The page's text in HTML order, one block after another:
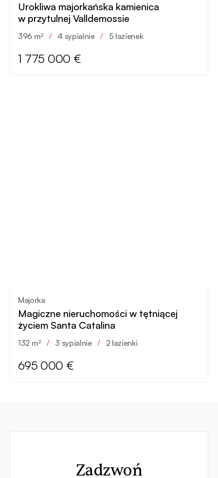
Urokliwa majorkańska kamienica
w przytulnej Valldemossie
396 m² / 4 sypialnie / 5 łazienek
1 775 000 €
Majorka
Magiczne nieruchomości w tętniącej
życiem Santa Catalina
132 m² / 3 sypialnie / 2 łazienki
695 000 €
Zadzwoń